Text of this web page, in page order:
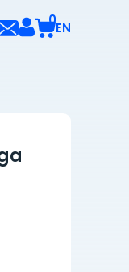
0EN